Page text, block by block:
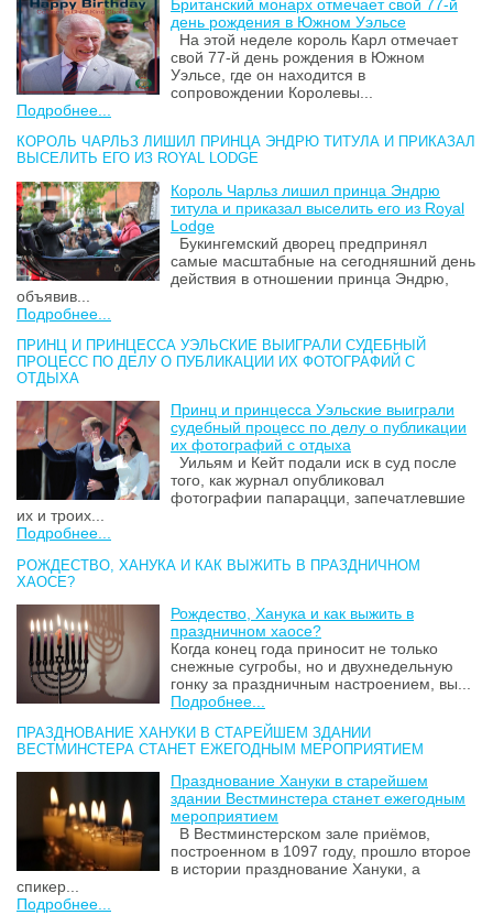
Британский монарх отмечает свой 77-й
день рождения в Южном Уэльсе
На этой неделе король Карл отмечает
свой 77-й день рождения в Южном
Уэльсе, где он находится в
сопровождении Королевы...
Подробнее...
КОРОЛЬ ЧАРЛЬЗ ЛИШИЛ ПРИНЦА ЭНДРЮ ТИТУЛА И ПРИКАЗАЛ
ВЫСЕЛИТЬ ЕГО ИЗ ROYAL LODGE
Король Чарльз лишил принца Эндрю
титула и приказал выселить его из Royal
Lodge
Букингемский дворец предпринял
самые масштабные на сегодняшний день
действия в отношении принца Эндрю,
объявив...
Подробнее...
ПРИНЦ И ПРИНЦЕССА УЭЛЬСКИЕ ВЫИГРАЛИ СУДЕБНЫЙ
ПРОЦЕСС ПО ДЕЛУ О ПУБЛИКАЦИИ ИХ ФОТОГРАФИЙ С
ОТДЫХА
Принц и принцесса Уэльские выиграли
судебный процесс по делу о публикации
их фотографий с отдыха
Уильям и Кейт подали иск в суд после
того, как журнал опубликовал
фотографии папарацци, запечатлевшие
их и троих...
Подробнее...
РОЖДЕСТВО, ХАНУКА И КАК ВЫЖИТЬ В ПРАЗДНИЧНОМ
ХАОСЕ?
Рождество, Ханука и как выжить в
праздничном хаосе?
Когда конец года приносит не только
снежные сугробы, но и двухнедельную
гонку за праздничным настроением, вы...
Подробнее...
ПРАЗДНОВАНИЕ ХАНУКИ В СТАРЕЙШЕМ ЗДАНИИ
ВЕСТМИНСТЕРА СТАНЕТ ЕЖЕГОДНЫМ МЕРОПРИЯТИЕМ
Празднование Хануки в старейшем
здании Вестминстера станет ежегодным
мероприятием
В Вестминстерском зале приёмов,
построенном в 1097 году, прошло второе
в истории празднование Хануки, а
спикер...
Подробнее...